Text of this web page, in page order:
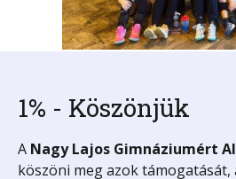
1% - Köszönjük
A Nagy Lajos Gimnáziumért
köszöni meg azok támogatását,